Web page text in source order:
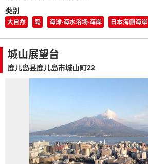
类别
大自然 岛 海滩·海水浴场·海岸 日本海侧海岸
城山展望台
鹿儿岛县鹿儿岛市城山町22